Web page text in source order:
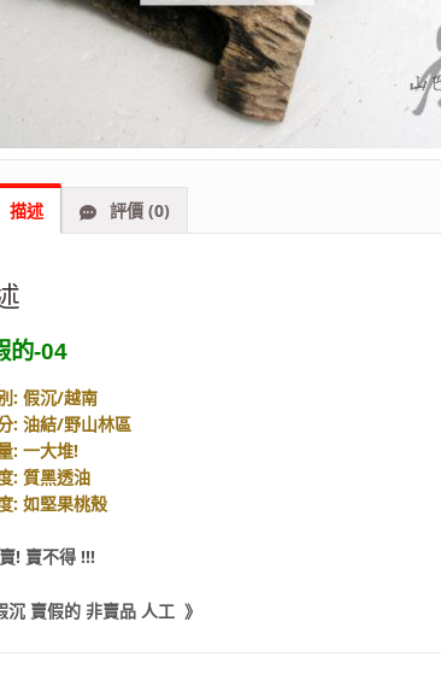
描述 評價 (0)
的-04
: 假沉/越南
: 油結/野山林區
: 一大堆!
: 質黑透油
: 如堅果桃殼
! 賣不得 !!!
沉 賣假的 非賣品 人工 》